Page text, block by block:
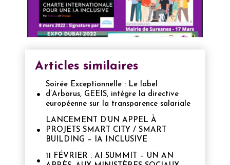
Articles similaires
Soirée Exceptionnelle : Le label
d’Arborus, GEEIS, intégre la directive
européenne sur la transparence salariale
LANCEMENT D’UN APPEL À
PROJETS SMART CITY / SMART
BUILDING – IA INCLUSIVE
11 FÉVRIER : AI SUMMIT – UN AN